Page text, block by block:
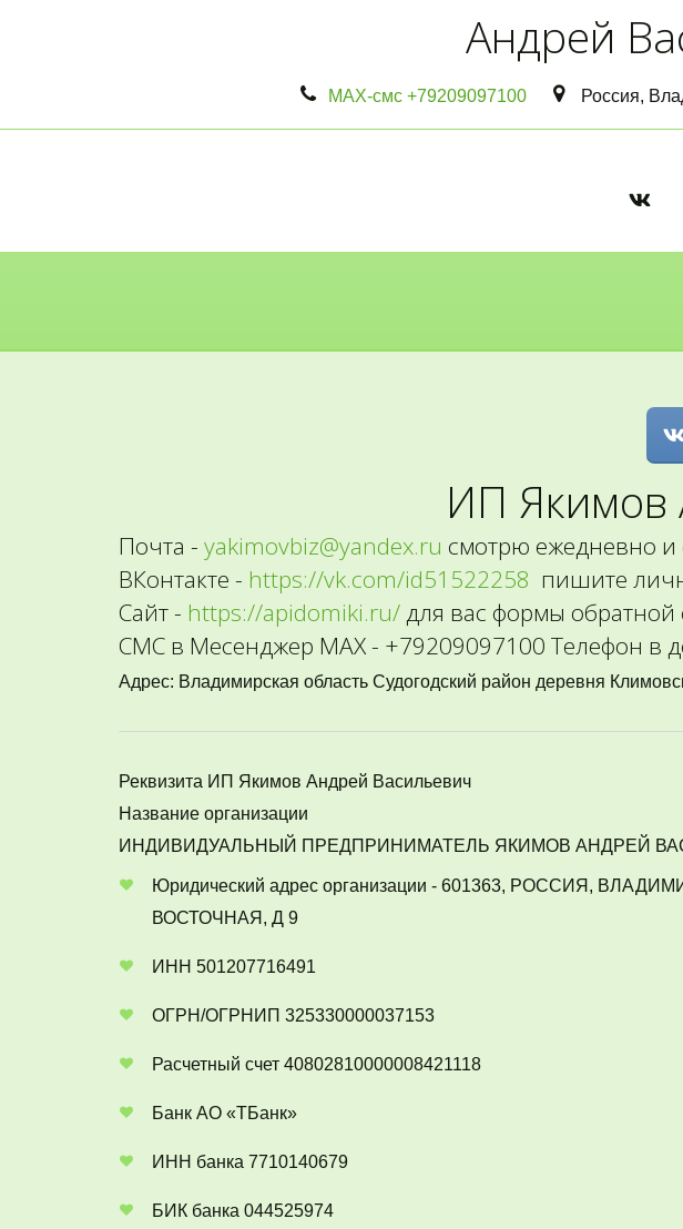
Андрей
МАХ-смс +79209097100 Россия,
ИП
Почта - yakimovbiz@yandex.ru смотрю ежедневно и
ВКонтакте - https://vk.com/id51522258
пишите
Сайт - https://apidomiki.ru/ для вас формы обратной
СМС в Месенджер МАХ - +79209097100 Телефон в
Адрес: Владимирская область Судогодский район деревня
Реквизита ИП Якимов Андрей Васильевич
Название организации
ИНДИВИДУАЛЬНЫЙ ПРЕДПРИНИМАТЕЛЬ ЯКИМОВ АНДРЕЙ
Юридический адрес организации - 601363, РОССИЯ,
ВОСТОЧНАЯ, Д 9
ИНН 501207716491
ОГРН/ОГРНИП 325330000037153
Расчетный счет 40802810000008421118
Банк АО «ТБанк»
ИНН банка 7710140679
БИК банка 044525974